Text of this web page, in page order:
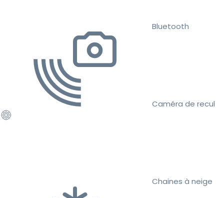
Bluetooth
Caméra de recul
Chaines à neige